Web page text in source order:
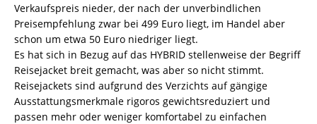
Verkaufspreis nieder, der nach der unverbindlichen
Preisempfehlung zwar bei 499 Euro liegt, im Handel aber
schon um etwa 50 Euro niedriger liegt.
Es hat sich in Bezug auf das HYBRID stellenweise der Begriff
Reisejacket breit gemacht, was aber so nicht stimmt.
Reisejackets sind aufgrund des Verzichts auf gängige
Ausstattungsmerkmale rigoros gewichtsreduziert und
passen mehr oder weniger komfortabel zu einfachen